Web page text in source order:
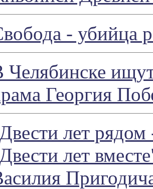
- убийца
Челябинске ищут
Георгия
лет
лет